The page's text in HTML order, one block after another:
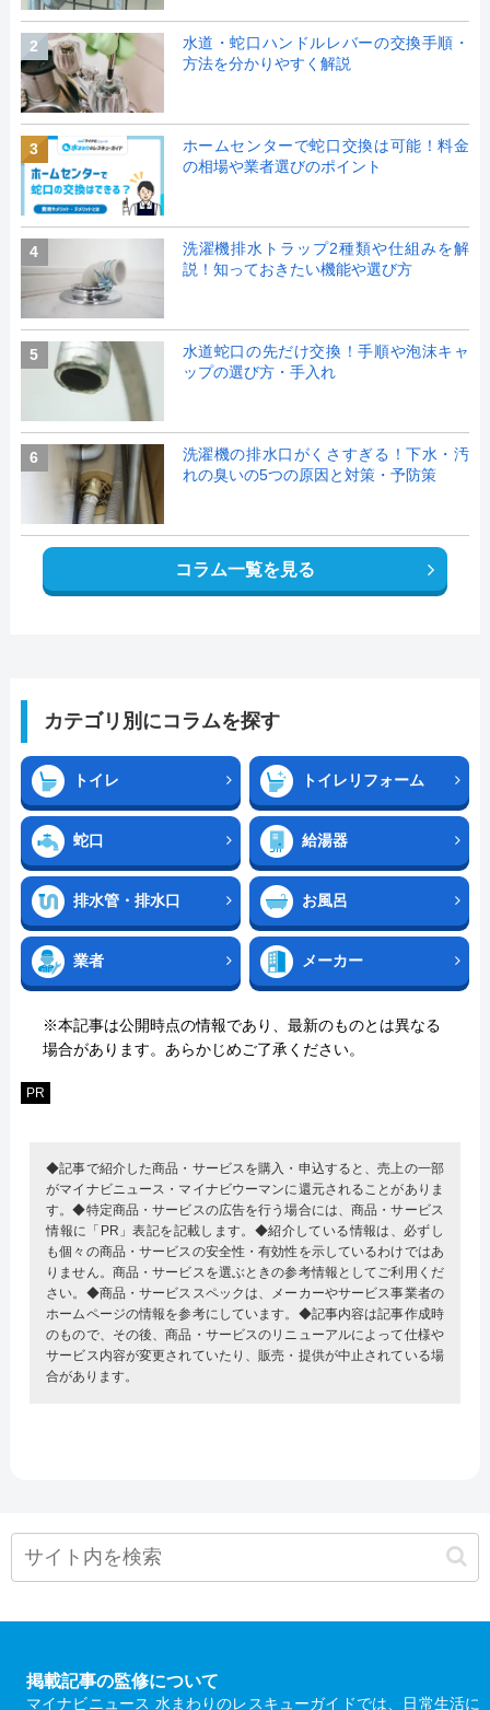
2
水道・蛇口ハンドルレバーの交換手順・
方法を分かりやすく解説
3
ホームセンターで蛇口交換は可能！料金
の相場や業者選びのポイント
4
洗濯機排水トラップ2種類や仕組みを解
説！知っておきたい機能や選び方
5
水道蛇口の先だけ交換！手順や泡沫キャ
ップの選び方・手入れ
6
洗濯機の排水口がくさすぎる！下水・汚
れの臭いの5つの原因と対策・予防策
コラム一覧を見る
カテゴリ別にコラムを探す
トイレ トイレリフォーム
蛇口 給湯器
排水管・排水口 お風呂
業者 メーカー
※本記事は公開時点の情報であり、最新のものとは異なる
場合があります。あらかじめご了承ください。
PR
◆記事で紹介した商品・サービスを購入・申込すると、売上の一部
がマイナビニュース・マイナビウーマンに還元されることがありま
す。◆特定商品・サービスの広告を行う場合には、商品・サービス
情報に「PR」表記を記載します。◆紹介している情報は、必ずし
も個々の商品・サービスの安全性・有効性を示しているわけではあ
りません。商品・サービスを選ぶときの参考情報としてご利用くだ
さい。◆商品・サービススペックは、メーカーやサービス事業者の
ホームページの情報を参考にしています。◆記事内容は記事作成時
のもので、その後、商品・サービスのリニューアルによって仕様や
サービス内容が変更されていたり、販売・提供が中止されている場
合があります。
掲載記事の監修について
マイナビニュース 水まわりのレスキューガイドでは、日常生活に